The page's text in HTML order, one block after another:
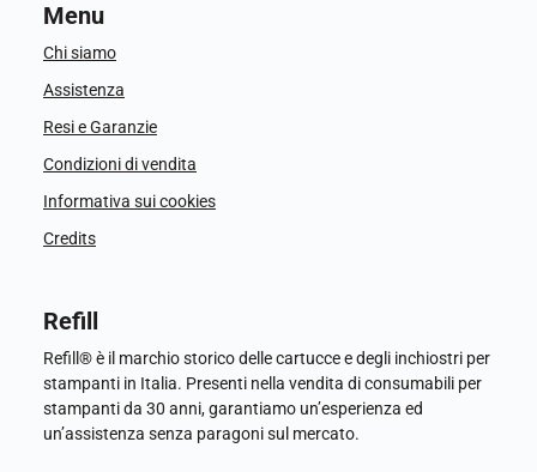
Menu
Chi siamo
Assistenza
Resi e Garanzie
Condizioni di vendita
Informativa sui cookies
Credits
Refill
Refill® è il marchio storico delle cartucce e degli inchiostri per
stampanti in Italia. Presenti nella vendita di consumabili per
stampanti da 30 anni, garantiamo un’esperienza ed
un’assistenza senza paragoni sul mercato.